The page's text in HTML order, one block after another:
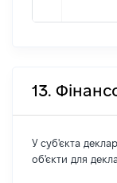
13.
У суб'єкта
об'єкти для